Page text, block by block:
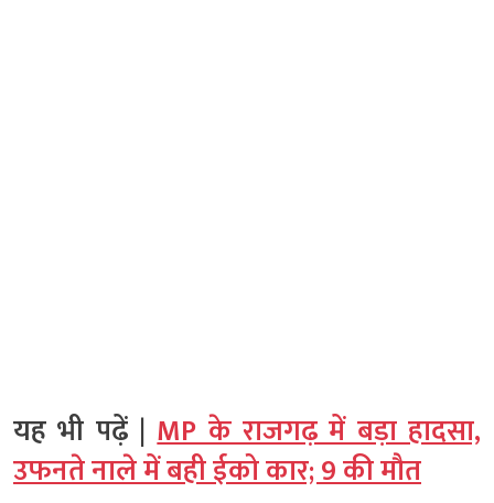
यह भी पढ़ें |MP के राजगढ़ में बड़ा हादसा,
उफनते नाले में बही ईको कार; 9 की मौत